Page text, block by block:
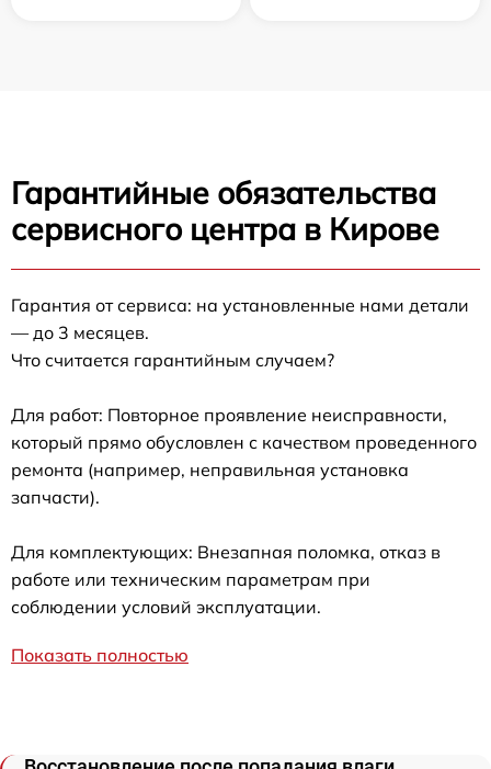
Гарантийные обязательства
сервисного центра в Кирове
Гарантия от сервиса: на установленные нами детали
— до 3 месяцев.
Что считается гарантийным случаем?
Для работ: Повторное проявление неисправности,
который прямо обусловлен с качеством проведенного
ремонта (например, неправильная установка
запчасти).
Для комплектующих: Внезапная поломка, отказ в
работе или техническим параметрам при
соблюдении условий эксплуатации.
Показать полностью